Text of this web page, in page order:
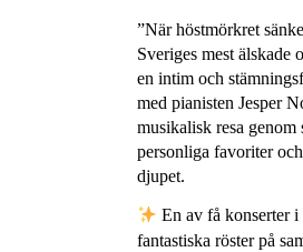
”När höstmörkret
Sveriges mest älskade
en intim och
med pianisten Jesper
musikalisk resa genom
personliga favoriter
djupet.
En av få konserter i
fantastiska röster på